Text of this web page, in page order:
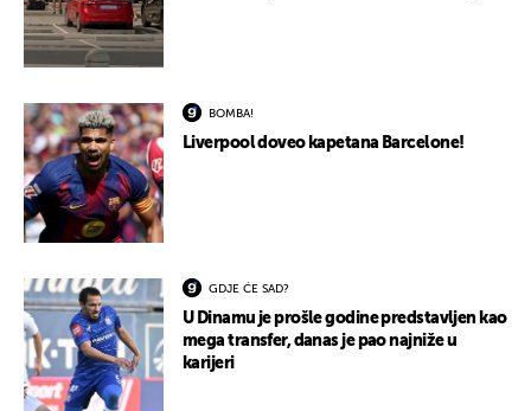
BOMBA!
Liverpool doveo kapetana Barcelone!
GDJE ĆE SAD?
U Dinamu je prošle godine predstavljen kao
mega transfer, danas je pao najniže u
karijeri